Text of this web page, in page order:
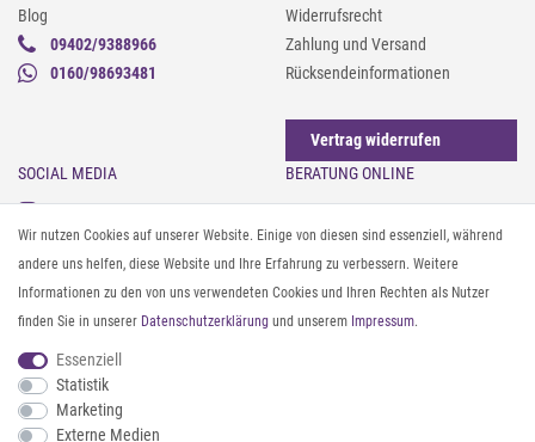
Blog
09402/9388966
0160/98693481
Widerrufsrecht
Zahlung und Versand
Rücksendeinformationen
Vertrag widerrufen
SOCIAL MEDIA
Instagram
Facebook
Pinterest
Twitter
Youtube
Threads
BERATUNG ONLINE
Gürtel messen & kürzen
Sonnenbrillen & UV-Schutz
Textilpflege
Textil- und Material-Guide
Geldbörse richtig organisieren
ZAHLUNG & VERSAND
Wir nutzen Cookies auf unserer Website. Einige von diesen sind essenziell, während
andere uns helfen, diese Website und Ihre Erfahrung zu verbessern. Weitere
Informationen zu den von uns verwendeten Cookies und Ihren Rechten als Nutzer
finden Sie in unserer Daten­schutz­erklärung und unserem Impressum.
Essenziell
Statistik
Marketing
Externe Medien